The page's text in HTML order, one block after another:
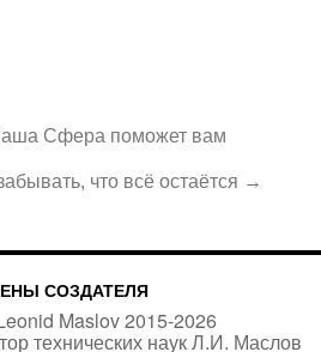
Сфера поможет вам
что всё остаётся →
СОЗДАТЕЛЯ
Maslov2015-2026
технических наук Л.И. Маслов